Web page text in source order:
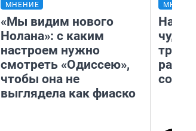
МНЕНИЕ
«Мы видим нового
Нолана»: с каким
настроем нужно
смотреть «Одиссею»,
чтобы она не
выглядела как фиаско